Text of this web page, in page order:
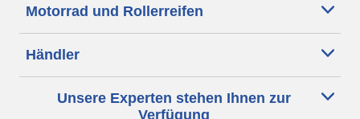
Motorrad und Rollerreifen
Händler
Unsere Experten stehen Ihnen zur
Verfügung